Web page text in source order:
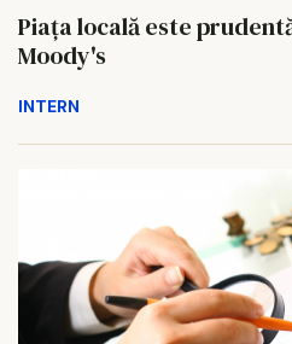
Piața locală este
Moody's
INTERN